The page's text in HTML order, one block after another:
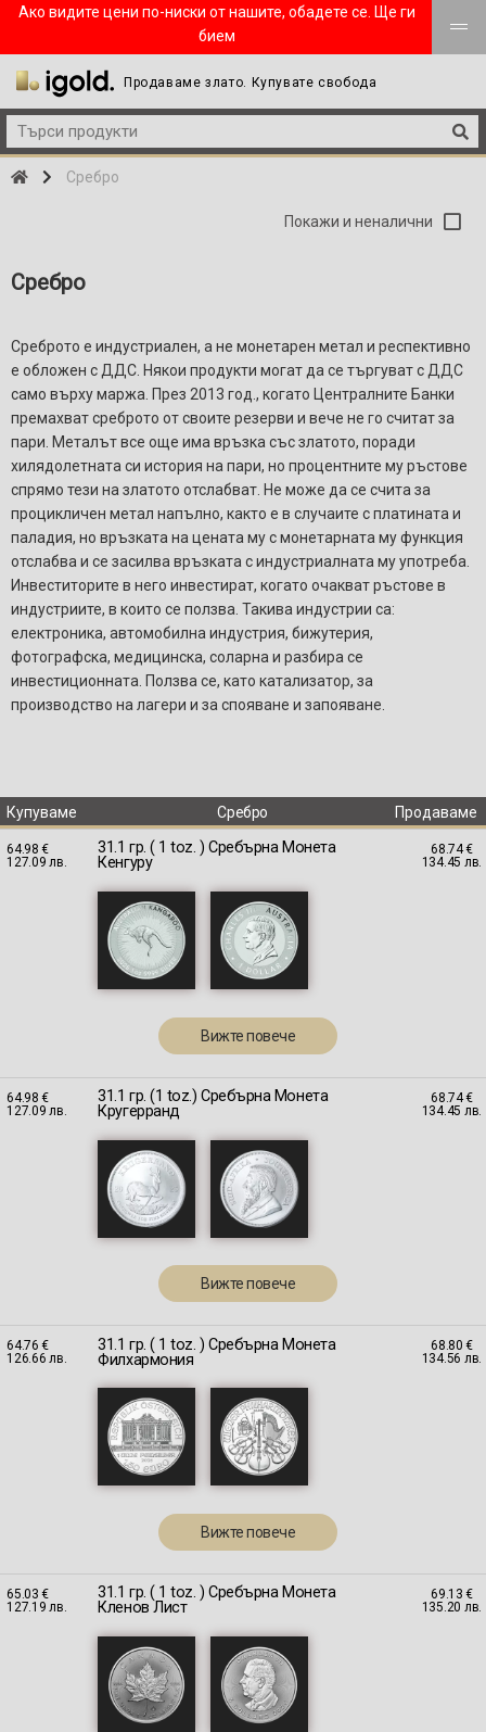
Ако видите цени по-ниски от нашите, обадете се. Ще ги
бием
Продаваме злато. Купувате свобода
Сребро
Покажи и неналични
Сребро
Среброто е индустриален, а не монетарен метал и респективно
е обложен с ДДС. Някои продукти могат да се търгуват с ДДС
само върху маржа. През 2013 год., когато Централните Банки
премахват среброто от своите резерви и вече не го считат за
пари. Металът все още има връзка със златото, поради
хилядолетната си история на пари, но процентните му ръстове
спрямо тези на златото отслабват. Не може да се счита за
процикличен метал напълно, както е в случаите с платината и
паладия, но връзката на цената му с монетарната му функция
отслабва и се засилва връзката с индустриалната му употреба.
Инвеститорите в него инвестират, когато очакват ръстове в
индустриите, в които се ползва. Такива индустрии са:
електроника, автомобилна индустрия, бижутерия,
фотографска, медицинска, соларна и разбира се
инвестиционната. Ползва се, като катализатор, за
производство на лагери и за спояване и запояване.
Купуваме Сребро Продаваме
64.98 €
127.09 лв.
31.1 гр. ( 1 toz. ) Сребърна Монета
Кенгуру
Вижте повече
68.74 €
134.45 лв.
64.98 €
127.09 лв.
31.1 гр. (1 toz.) Сребърна Монета
Кругерранд
Вижте повече
68.74 €
134.45 лв.
64.76 €
126.66 лв.
31.1 гр. ( 1 toz. ) Сребърна Монета
Филхармония
Вижте повече
68.80 €
134.56 лв.
65.03 €
127.19 лв.
31.1 гр. ( 1 toz. ) Сребърна Монета
Кленов Лист
69.13 €
135.20 лв.